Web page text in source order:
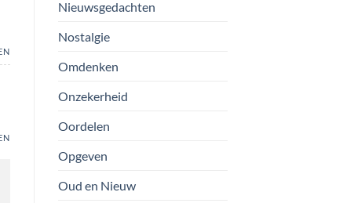
Nieuwsgedachten
Nostalgie
Omdenken
Onzekerheid
Oordelen
Opgeven
Oud en Nieuw